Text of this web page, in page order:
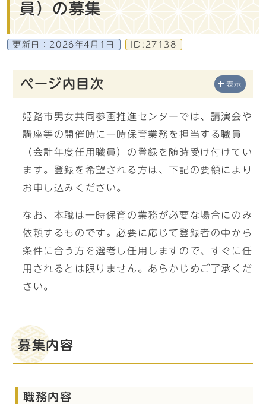
員）の募集
更新日： 2026年4月1日 ID:27138
ページ内目次 表示
姫路市男女共同参画推進センターでは、講演会や
講座等の開催時に一時保育業務を担当する職員
（会計年度任用職員）の登録を随時受け付けてい
ます。登録を希望される方は、下記の要領により
お申し込みください。
なお、本職は一時保育の業務が必要な場合にのみ
依頼するものです。必要に応じて登録者の中から
条件に合う方を選考し任用しますので、すぐに任
用されるとは限りません。あらかじめご了承くだ
さい。
募集内容
職務内容